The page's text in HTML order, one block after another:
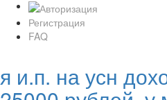
Регистрация
FAQ
я и.п. на усн